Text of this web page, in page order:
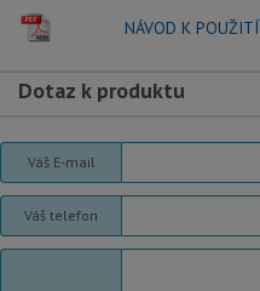
NÁVOD K POUŽITÍ
Dotaz k produktu
Váš E-mail
Váš telefon